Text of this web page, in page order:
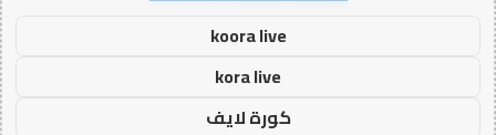
koora live
kora live
كورة لايف